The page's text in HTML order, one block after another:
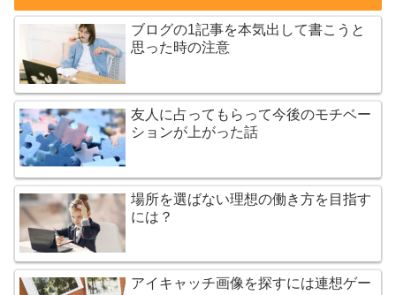
ブログの1記事を本気出して書こうと
思った時の注意
友人に占ってもらって今後のモチベー
ションが上がった話
場所を選ばない理想の働き方を目指す
には？
アイキャッチ画像を探すには連想ゲー